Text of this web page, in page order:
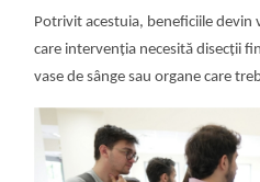
Potrivit acestuia, beneficiile devin
care intervenția necesită disecții
vase de sânge sau organe care